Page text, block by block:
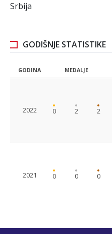
Srbija
GODIŠNJE STATISTIKE
GODINA MEDALJE
2022 0 2 2
2021 0 0 0